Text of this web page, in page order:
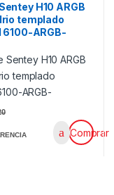
H10 ARGB
templado
ARGB-
Comprar